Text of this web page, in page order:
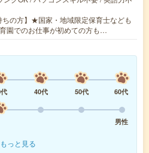
ちの方】★国家・地域限定保育士なども
園でのお仕事が初めての方も…
40代 50代
60代
男性
もっと見る